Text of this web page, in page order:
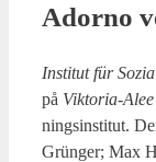
Ador­no
Insti­tut für
på Vik­to­ria-Alee
nings­in­sti­tut.
Grün­ger; Max